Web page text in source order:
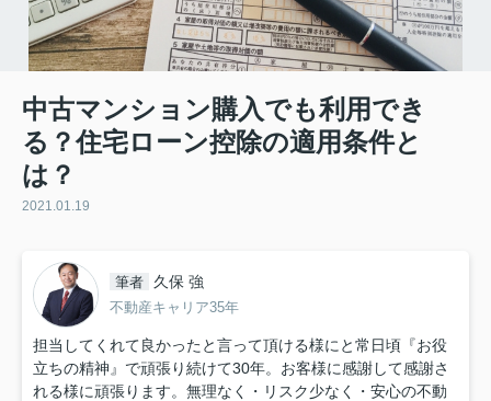
中古マンション購入でも利用でき
る？住宅ローン控除の適用条件と
は？
2021.01.19
筆者 久保 強
不動産キャリア35年
担当してくれて良かったと言って頂ける様にと常日頃『お役
立ちの精神』で頑張り続けて30年。お客様に感謝して感謝さ
れる様に頑張ります。無理なく・リスク少なく・安心の不動